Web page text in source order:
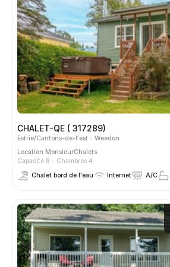
CHALET-QE ( 317289)
Estrie/Cantons-de-l'est
Weedon
Location MonsieurChalets
Capacité 8
Chambres 4
Chalet bord de l'eau
Internet A/C